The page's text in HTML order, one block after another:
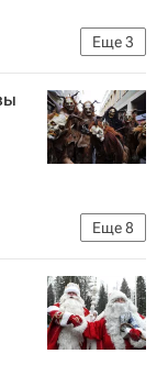
Еще3
Еще8
Чехия